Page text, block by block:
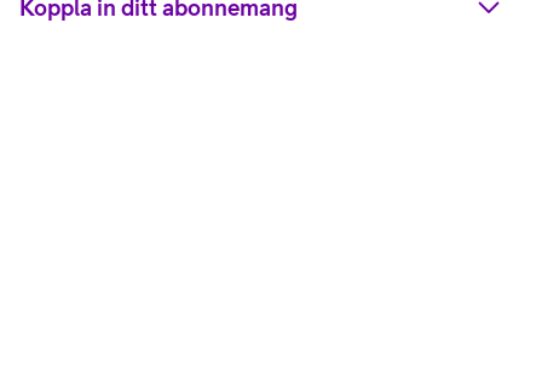
Koppla in ditt abonnemang